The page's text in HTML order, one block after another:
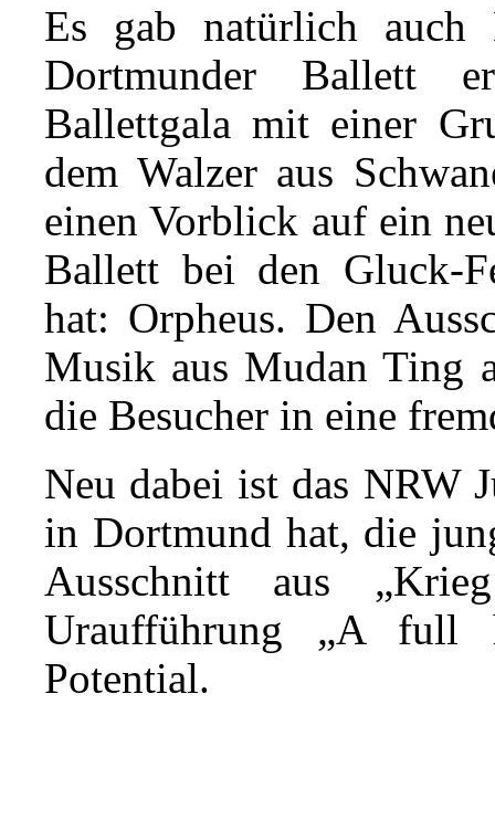
Es gab natürlich auch
Dortmunder Ballett
Ballettgala mit einer
dem Walzer aus
einen Vorblick auf ein
Ballett bei den Gluck-
hat: Orpheus. Den
Musik aus Mudan Ting
die Besucher in eine
Neu dabei ist das NRW
in Dortmund hat, die
Ausschnitt aus
Uraufführung „A
Potential.